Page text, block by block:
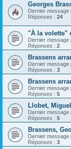
Georges
Dernier message
Réponses : 24
"À la volette"
Dernier message
Réponses : 2
Brassens
Dernier message
Réponses : 3
Brassens
Dernier message
Réponses : 5
Llobet,
Dernier message
Réponses : 5
Brassens,
Dernier message
Réponses : 3